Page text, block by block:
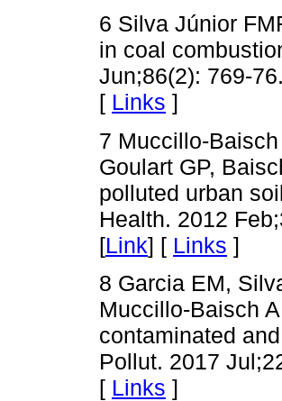
6 Silva Júnior
in coal
Jun;86(2): 769-
[ Links ]
7 Muccillo-
Goulart GP,
polluted urban
Health. 2012
[Link] [ Links ]
8 Garcia EM,
Muccillo-Baisch
contaminated
Pollut. 2017
[ Links ]